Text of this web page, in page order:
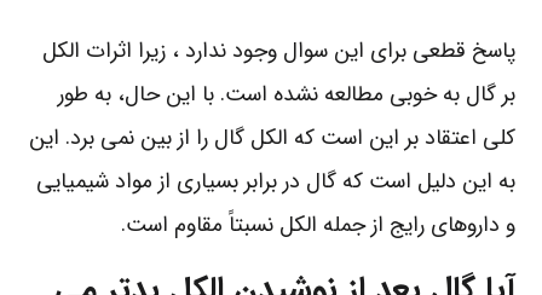
پاسخ قطعی برای این سوال وجود ندارد ، زیرا اثرات الکل
بر گال به خوبی مطالعه نشده است. با این حال، به طور
کلی اعتقاد بر این است که الکل گال را از بین نمی برد. این
به این دلیل است که گال در برابر بسیاری از مواد شیمیایی
و داروهای رایج از جمله الکل نسبتاً مقاوم است.